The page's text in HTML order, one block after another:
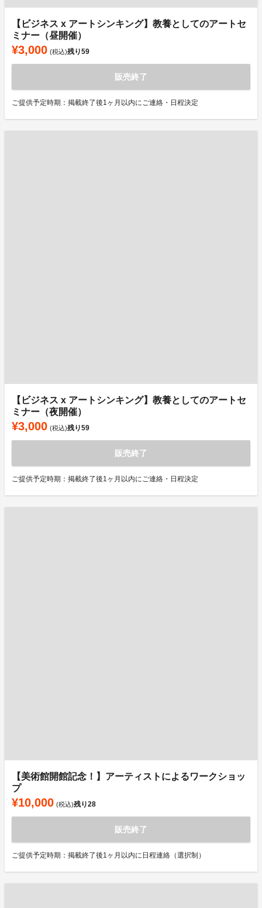
【ビジネス x アートシンキング】教養としてのアートセ
ミナー（昼開催）
¥3,000 (税込)残り59
販売終了
ご提供予定時期：掲載終了後1ヶ月以内にご連絡・日程決定
【ビジネス x アートシンキング】教養としてのアートセ
ミナー（夜開催）
¥3,000 (税込)残り59
販売終了
ご提供予定時期：掲載終了後1ヶ月以内にご連絡・日程決定
【美術館開館記念！】アーティストによるワークショッ
プ
¥10,000 (税込)残り28
販売終了
ご提供予定時期：掲載終了後1ヶ月以内に日程連絡（選択制）